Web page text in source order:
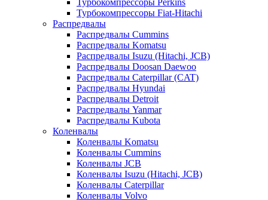
Турбокомпрессоры Fiat-Hitachi
Распредвалы
Распредвалы Cummins
Распредвалы Komatsu
Распредвалы Isuzu (Hitachi, JCB)
Распредвалы Doosan Daewoo
Распредвалы Caterpillar (CAT)
Распредвалы Hyundai
Распредвалы Detroit
Распредвалы Yanmar
Распредвалы Kubota
Коленвалы
Коленвалы Komatsu
Коленвалы Cummins
Коленвалы JCB
Коленвалы Isuzu (Hitachi, JCB)
Коленвалы Caterpillar
Коленвалы Volvo